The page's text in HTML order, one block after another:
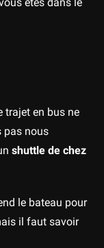
trajet en bus ne
pas nous
shuttle de chez
le bateau pour
il faut savoir